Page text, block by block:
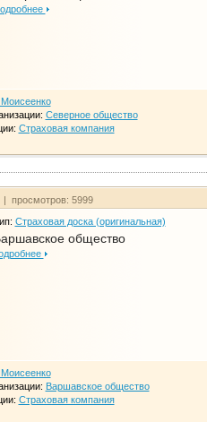
Северное общество
Страховая компания
просмотров: 5999
Страховая доска (оригинальная)
общество
Варшавское общество
Страховая компания